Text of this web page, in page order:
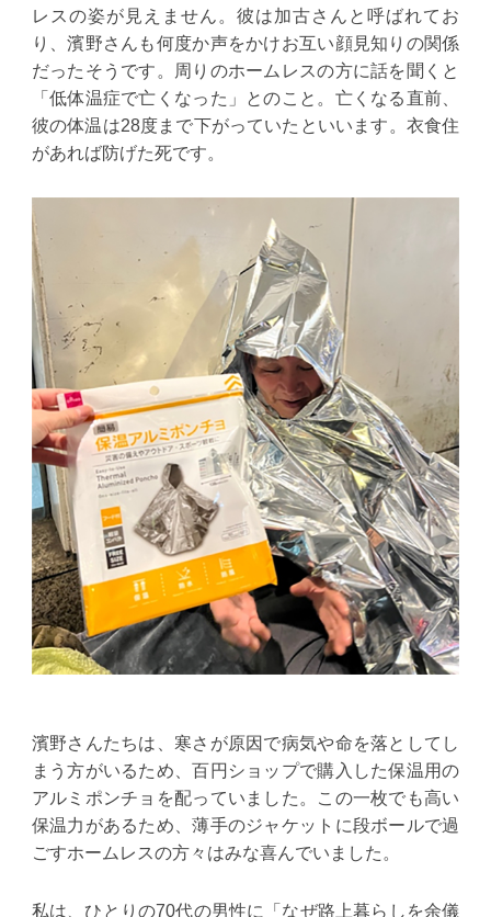
レスの姿が見えません。彼は加古さんと呼ばれてお
り、濱野さんも何度か声をかけお互い顔見知りの関係
だったそうです。周りのホームレスの方に話を聞くと
「低体温症で亡くなった」とのこと。亡くなる直前、
彼の体温は28度まで下がっていたといいます。衣食住
があれば防げた死です。
濱野さんたちは、寒さが原因で病気や命を落としてし
まう方がいるため、百円ショップで購入した保温用の
アルミポンチョを配っていました。この一枚でも高い
保温力があるため、薄手のジャケットに段ボールで過
ごすホームレスの方々はみな喜んでいました。
私は、ひとりの70代の男性に「なぜ路上暮らしを余儀